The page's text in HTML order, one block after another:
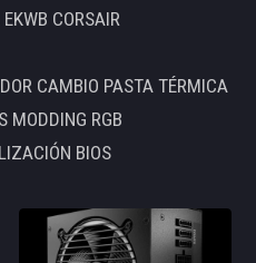
CORSAIR
CAMBIO PASTA TÉRMICA
MODDING RGB
BIOS